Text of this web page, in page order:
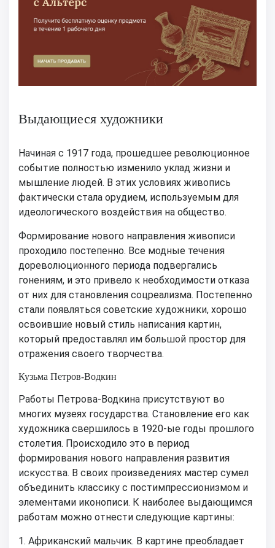
Выдающиеся художники
Начиная с 1917 года, прошедшее революционное
событие полностью изменило уклад жизни и
мышление людей. В этих условиях живопись
фактически стала орудием, используемым для
идеологического воздействия на общество.
Формирование нового направления живописи
проходило постепенно. Все модные течения
дореволюционного периода подвергались
гонениям, и это привело к необходимости отказа
от них для становления соцреализма. Постепенно
стали появляться советские художники, хорошо
освоившие новый стиль написания картин,
который предоставлял им большой простор для
отражения своего творчества.
Кузьма Петров-Водкин
Работы Петрова-Водкина присутствуют во
многих музеях государства. Становление его как
художника свершилось в 1920-ые годы прошлого
столетия. Происходило это в период
формирования нового направления развития
искусства. В своих произведениях мастер сумел
объединить классику с постимпрессионизмом и
элементами иконописи. К наиболее выдающимся
работам можно отнести следующие картины:
Африканский мальчик. В картине преобладает